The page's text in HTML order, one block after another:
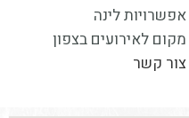
אפשרויות לינה
מקום לאירועים בצפון
צור‭ ‬קשר